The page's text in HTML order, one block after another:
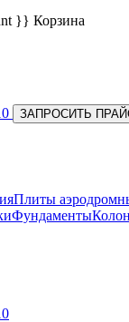
}} Корзина
ЗАПРОСИТЬ
Плиты
Фундаменты